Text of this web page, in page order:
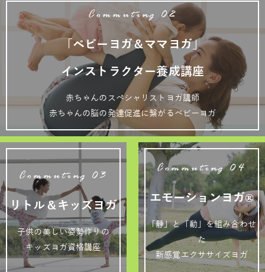
Commuting 02
「ベビーヨガ＆ママヨガ」
インストラクター養成講座
赤ちゃんのスペシャリストヨガ講師
赤ちゃんの脳の発達促進に繋がるベビーヨガ
Commuting 03
リトル＆キッズヨガ
子供の美しい姿勢作りの
キッズヨガ資格講座
Commuting 04
エモーションヨガ®
「静」と「動」を組み合わせ
た
新感覚エクササイズヨガ